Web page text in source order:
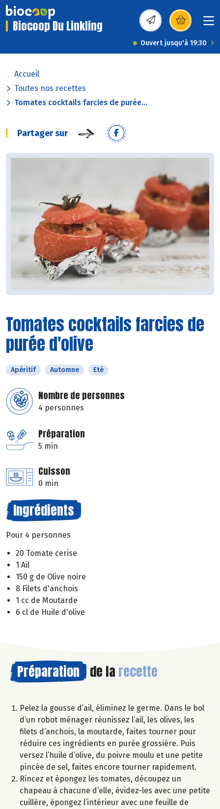
Biocoop Du Linkling (s’ouvre dans une
Ouvert jusqu'à 19:30
Accueil
Toutes nos recettes
Tomates cocktails farcies de purée...
Partager sur
Tomates cocktails farcies de
purée d'olive
Apéritif Automne Eté
Nombre de personnes
4 personnes
Préparation
5 min
Cuisson
0 min
Ingrédients
Pour 4 personnes
20 Tomate cerise
1 Ail
150 g de Olive noire
8 Filets d'anchois
1 cc de Moutarde
6 cl de Huile d'olive
Préparation de la recette
Pelez la gousse d’ail, éliminez le germe. Dans le bol
d’un robot ménager réunissez l’ail, les olives, les
filets d’anchois, la moutarde, faites tourner pour
réduire ces ingrédients en purée grossière. Puis
versez l’huile d’olive, du poivre moulu et une petite
pincée de sel, faites encore tourner rapidement.
Rincez et épongez les tomates, découpez un
chapeau à chacune d’elle, évidez-les avec une petite
cuillère, épongez l’intérieur avec une feuille de